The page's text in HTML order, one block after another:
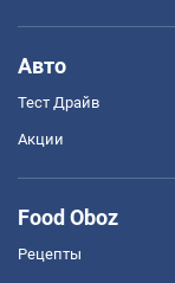
Авто
Тест Драйв
Акции
Food Oboz
Рецепты